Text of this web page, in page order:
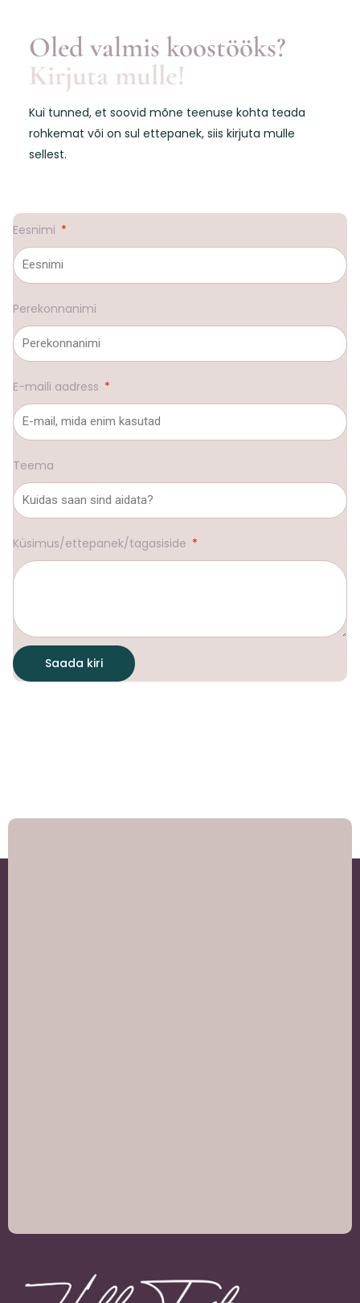
Oled valmis koostööks?
Kirjuta mulle!
Kui tunned, et soovid mõne teenuse kohta teada
rohkemat või on sul ettepanek, siis kirjuta mulle
sellest.
Eesnimi
Perekonnanimi
E-maili aadress
Teema
Küsimus/ettepanek/tagasiside
Saada kiri